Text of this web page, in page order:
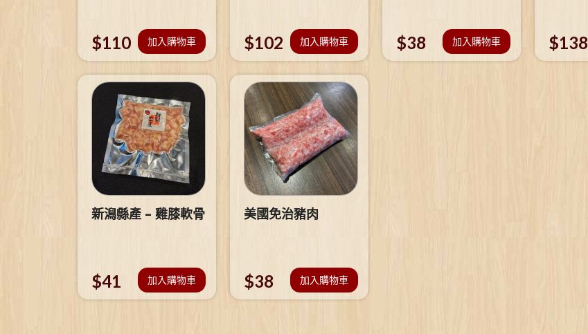
$110 加入購物車 $102 加入購物車 $38 加入購物車 $138
新潟縣產 – 雞膝軟骨
$41 加入購物車
美國免治豬肉
$38 加入購物車